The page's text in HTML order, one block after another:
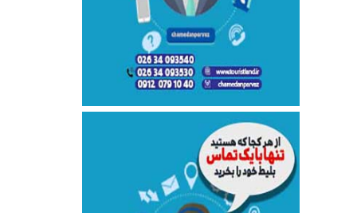
زاگرس .::. ترکیش .::